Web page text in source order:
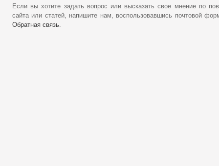
Если вы хотите задать вопрос или высказать свое мнение по
сайта или статей, напишите нам, воспользовавшись почтовой
Обратная связь.